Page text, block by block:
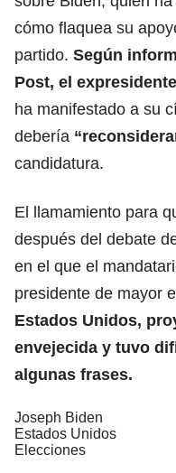
cómo flaquea su
partido. Según
Post, el expresidente
ha manifestado a su
debería
candidatura.
El llamamiento para
después del debate
en el que el
presidente de mayor
Estados Unidos,
envejecida y tuvo
algunas frases.
Joseph Biden
Estados Unidos
Elecciones